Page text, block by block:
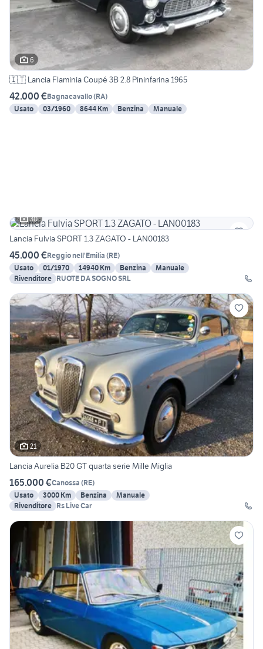
6
🇮🇹 Lancia Flaminia Coupé 3B 2.8 Pininfarina 1965
42.000 €Bagnacavallo(RA)
Usato
03/1960 8644 Km Benzina Manuale
30
Lancia Fulvia SPORT 1.3 ZAGATO - LAN00183
45.000 €Reggio nell'Emilia (RE)
Usato
01/1970 14940 Km Benzina
Manuale
Rivenditore RUOTE DA SOGNO SRL
21
Lancia Aurelia B20 GT quarta serie Mille Miglia
165.000 €Canossa (RE)
Usato
3000 Km Benzina
Manuale
Rivenditore Rs Live Car